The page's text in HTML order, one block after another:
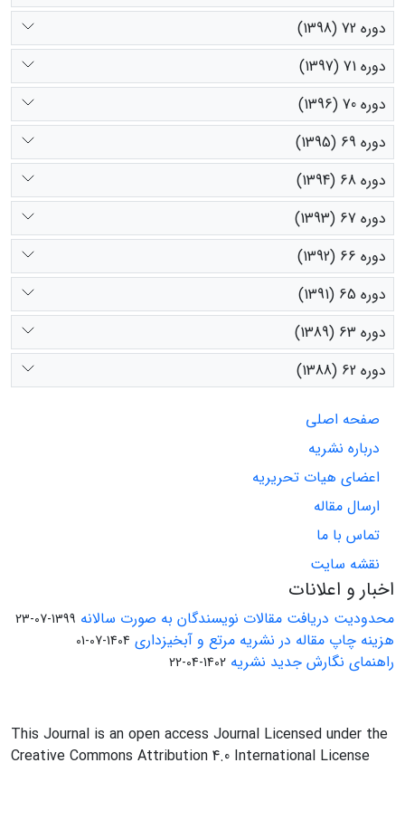
دوره 72 (1398)
دوره 71 (1397)
دوره 70 (1396)
دوره 69 (1395)
دوره 68 (1394)
دوره 67 (1393)
دوره 66 (1392)
دوره 65 (1391)
دوره 63 (1389)
دوره 62 (1388)
صفحه اصلی
درباره نشریه
اعضای هیات تحریریه
ارسال مقاله
تماس با ما
نقشه سایت
اخبار و اعلانات
محدودیت دریافت مقالات نویسندگان به صورت سالانه 1399-07-23
هزینه چاپ مقاله در نشریه مرتع و آبخیزداری 1404-07-01
راهنمای نگارش جدید نشریه 1402-04-22
This Journal is an open access Journal Licensed under the
Creative Commons Attribution 4.0 International License